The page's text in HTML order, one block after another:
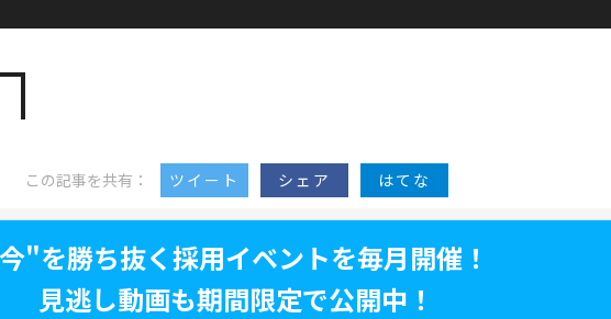
この記事を共有： ツイート シェア はてな
"を勝ち抜く採用イベントを毎月開催！
見逃し動画も期間限定で公開中！